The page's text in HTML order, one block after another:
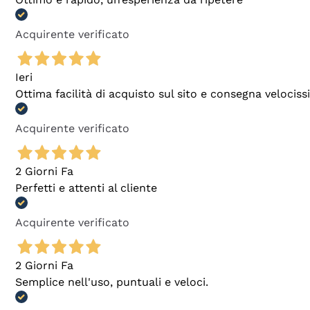
Acquirente verificato
Ieri
Ottima facilità di acquisto sul sito e consegna
Acquirente verificato
2 Giorni Fa
Perfetti e attenti al cliente
Acquirente verificato
2 Giorni Fa
Semplice nell'uso, puntuali e veloci.